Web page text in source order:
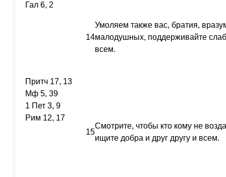
Гал 6, 2
14
Умоляем также вас, братия,
малодушных, поддерживайте
всем.
Притч 17, 13
Мф 5, 39
1 Пет 3, 9
Рим 12, 17
15
Смотрите, чтобы кто кому не
ищите добра и друг другу и всем.